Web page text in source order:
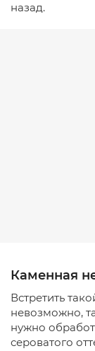
назад.
Каменная
Встретить
невозможно,
нужно
сероватого